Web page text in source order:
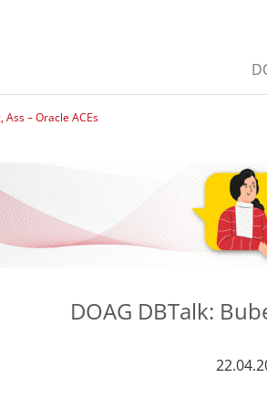
Ass – Oracle ACEs
DOAG DBTalk: